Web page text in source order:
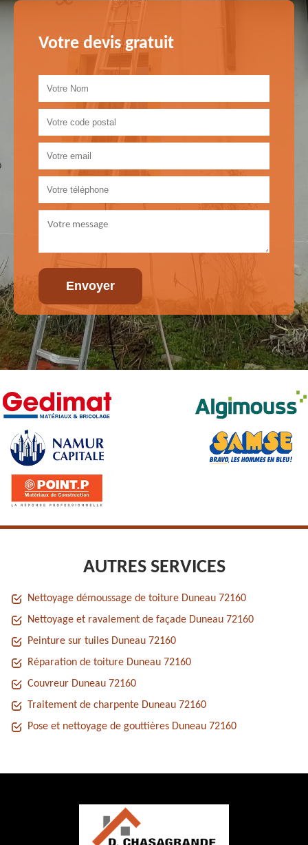
Votre devis gratuit
AUTRES SERVICES
Nettoyage démoussage de toiture Duneau 72160
Nettoyage et ravalement de façade Duneau 72160
Peinture sur tuiles Duneau 72160
Réparation de toiture Duneau 72160
Couvreur Duneau 72160
Traitement de charpente Duneau 72160
Pose et nettoyage de gouttières Duneau 72160